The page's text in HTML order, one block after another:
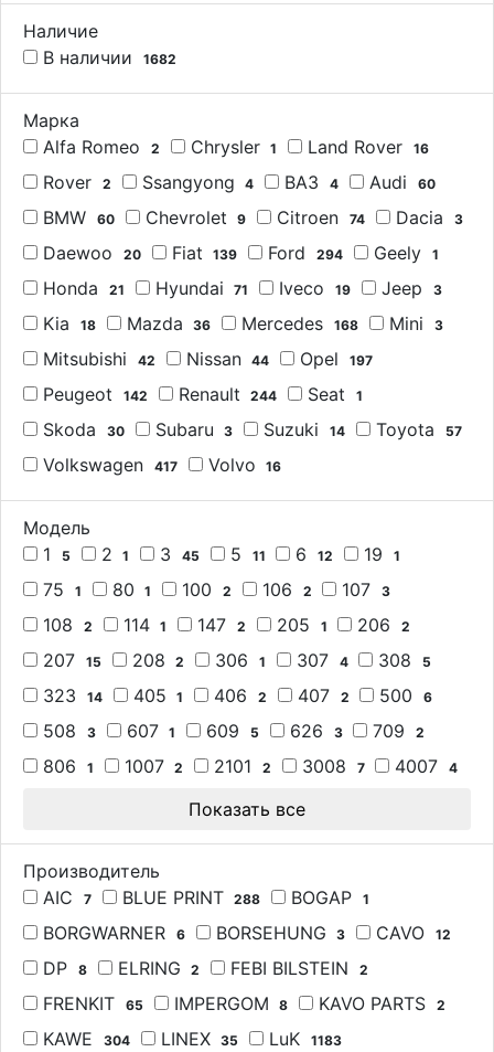
Наличие
В наличии
1682
Марка
Alfa Romeo
2 Chrysler 1 Land Rover 16
Rover 2 Ssangyong 4 ВАЗ 4 Audi 60
BMW 60 Chevrolet 9 Citroen 74 Dacia 3
Daewoo 20 Fiat 139 Ford 294 Geely 1
Honda 21 Hyundai 71 Iveco 19 Jeep 3
Kia 18 Mazda 36 Mercedes 168 Mini 3
Mitsubishi 42 Nissan 44 Opel 197
Peugeot 142 Renault 244 Seat 1
Skoda 30 Subaru 3 Suzuki 14 Toyota 57
Volkswagen 417 Volvo 16
Модель
1
5 2 1 3 45 5 11 6 12 19 1
75 1 80 1 100 2 106 2 107 3
108 2 114 1 147 2 205 1 206 2
207 15 208 2 306 1 307 4 308 5
323 14 405 1 406 2 407 2 500 6
508 3 607 1 609 5 626 3 709 2
806 1 1007 2 2101 2 3008 7 4007 4
Показать все
Производитель
AIC
7 BLUE PRINT 288 BOGAP 1
BORGWARNER 6 BORSEHUNG 3 CAVO 12
DP 8 ELRING 2 FEBI BILSTEIN 2
FRENKIT 65 IMPERGOM 8 KAVO PARTS 2
KAWE 304 LINEX 35 LuK 1183